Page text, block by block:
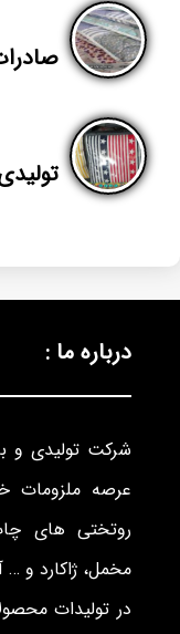
درباره ما :
شرکت تولیدی و
عرصه ملزومات
روتختی های
مخمل، ژاکارد و …
در تولیدات